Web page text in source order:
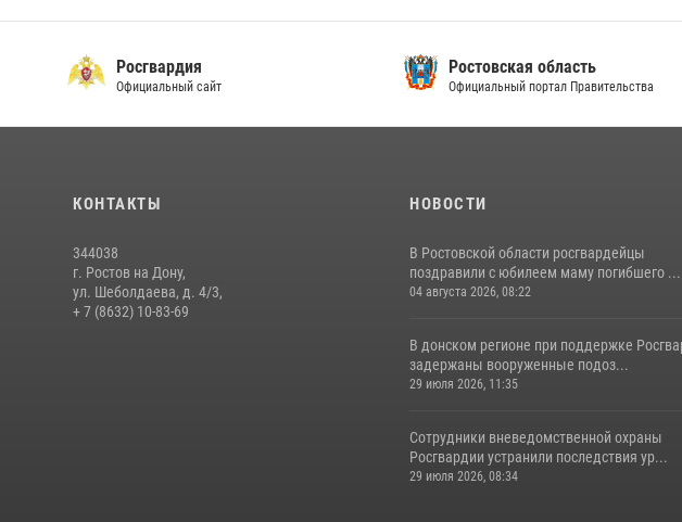
Росгвардия
Официальный сайт
Ростовская область
Официальный портал Правительства
КОНТАКТЫ
344038
г. Ростов на Дону,
ул. Шеболдаева, д. 4/3,
+ 7 (8632) 10-83-69
НОВОСТИ
В Ростовской области росгвардейцы
поздравили с юбилеем маму погибшего ...
04 августа 2026, 08:22
В донском регионе при поддержке
задержаны вооруженные подоз...
29 июля 2026, 11:35
Сотрудники вневедомственной охраны
Росгвардии устранили последствия ур...
29 июля 2026, 08:34